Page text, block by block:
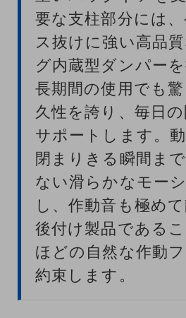
要な支柱部分には
ス抜けに強い高品
グ内蔵型ダンパーを
長期間の使用でも
久性を誇り、毎日の
サポートします。
閉まりきる瞬間ま
ない滑らかなモー
し、作動音も極めて
後付け製品である
ほどの自然な作動
約束します。